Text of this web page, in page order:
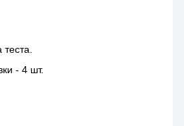
- 4 шт.